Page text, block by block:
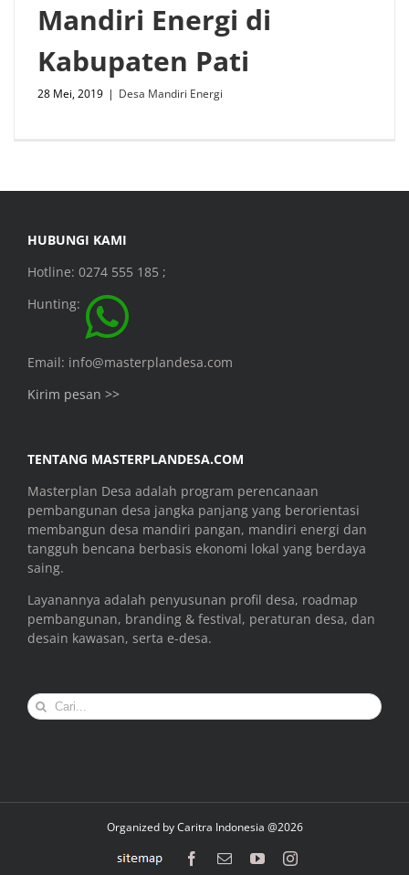
Mandiri Energi di
Kabupaten Pati
28 Mei, 2019 | Desa Mandiri Energi
HUBUNGI KAMI
Hotline: 0274 555 185 ;
Hunting:
Email: info@masterplandesa.com
Kirim pesan >>
TENTANG MASTERPLANDESA.COM
Masterplan Desa adalah program perencanaan
pembangunan desa jangka panjang yang berorientasi
membangun desa mandiri pangan, mandiri energi dan
tangguh bencana berbasis ekonomi lokal yang berdaya
saing.
Layanannya adalah penyusunan profil desa, roadmap
pembangunan, branding & festival, peraturan desa, dan
desain kawasan, serta e-desa.
Search
for:
Organized byCaritra Indonesia @2026
sitemap Facebook
EmailYouTubeInstagram